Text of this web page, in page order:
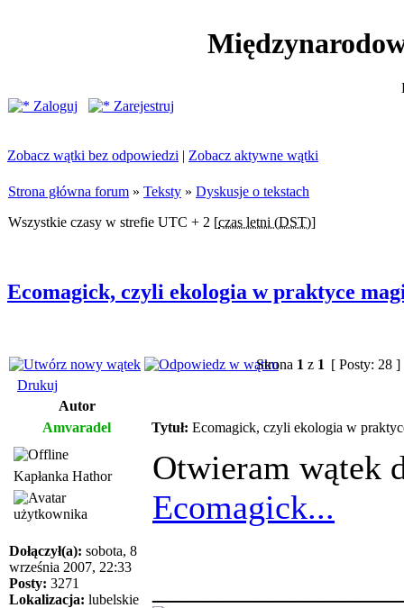
Zaloguj
Zarejestruj
Zobacz wątki bez odpowiedzi | Zobacz aktywne wątki
Strona główna forum » Teksty » Dyskusje o tekstach
Wszystkie czasy w strefie UTC + 2 [czas letni (DST)]
Ecomagick, czyli ekologia w praktyce
Strona 1 z 1 [ Posty: 28 ]
Drukuj
Autor
Amvaradel
Tytuł: Ecomagick, czyli ekologia w
Kapłanka Hathor
Dołączył(a): sobota, 8
września 2007, 22:33
Posty: 3271
Lokalizacja: lubelskie
Otwieram wątek
Ecomagick...